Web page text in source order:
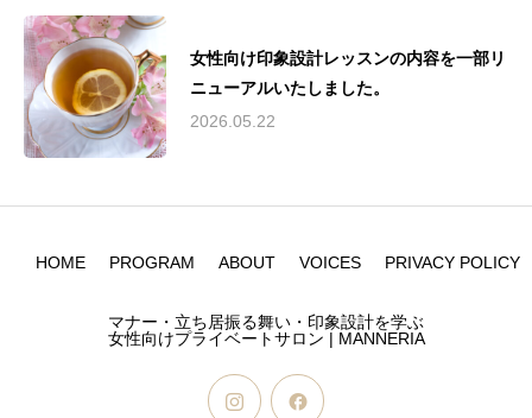
女性向け印象設計レッスンの内容を一部リ
ニューアルいたしました。
2026.05.22
HOME PROGRAM ABOUT VOICES PRIVACY POLICY
マナー・立ち居振る舞い・印象設計を学ぶ
女性向けプライベートサロン | MANNERIA